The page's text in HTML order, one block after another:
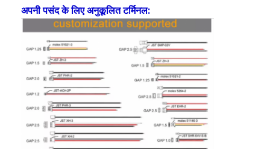
गुणवत्ता नियंत्रण
संपर्क करें
समाचार
अब बात करो
लिथियम LiFePO4 बैटरी
अपनी पसंद के लिए अनुकूलित टर्मिनल: